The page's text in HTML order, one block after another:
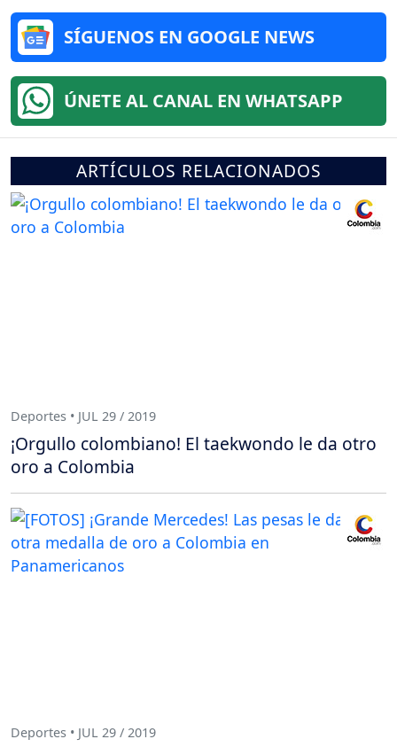
SÍGUENOS EN GOOGLE NEWS
ÚNETE AL CANAL EN WHATSAPP
ARTÍCULOS RELACIONADOS
Deportes • JUL 29 / 2019
¡Orgullo colombiano! El taekwondo le da otro
oro a Colombia
Deportes • JUL 29 / 2019